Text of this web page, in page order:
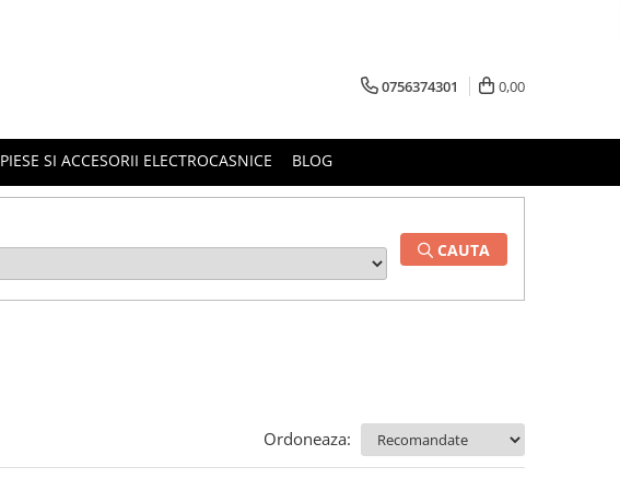
0756374301 0,00
PIESE SI ACCESORII ELECTROCASNICE BLOG
CAUTA
Ordoneaza: